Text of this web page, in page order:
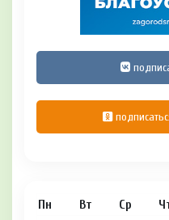
Пн Вт Ср